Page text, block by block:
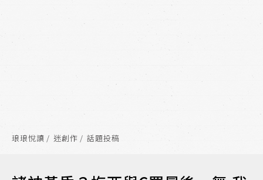
琅琅悅讀 迷創作 話題投稿